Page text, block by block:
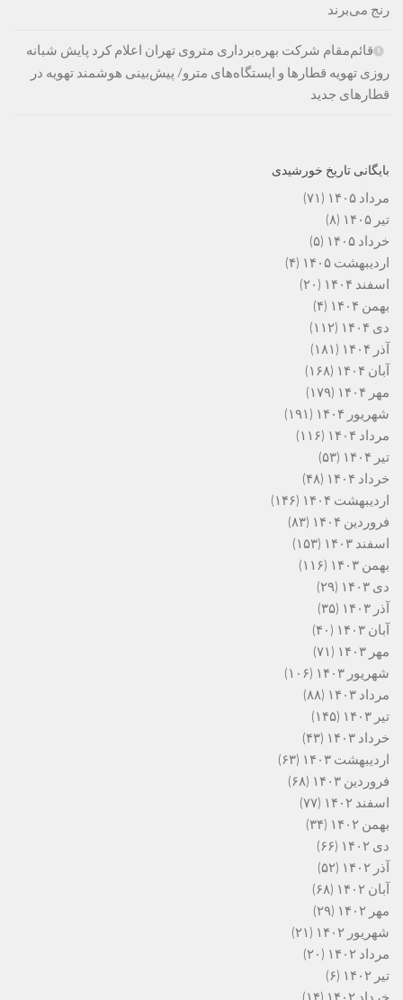
رنج می‌برند
قائم‌مقام شرکت بهره‌برداری متروی تهران اعلام کرد پایش شبانه
روزی تهویه قطارها و ایستگاه‌های مترو/ پیش‌بینی هوشمند تهویه در
قطارهای جدید
بایگانی تاریخ خورشیدی
مرداد ۱۴۰۵
(۷۱)
تیر ۱۴۰۵
(۸)
خرداد ۱۴۰۵
(۵)
اردیبهشت ۱۴۰۵
(۴)
اسفند ۱۴۰۴
(۲۰)
بهمن ۱۴۰۴
(۴)
دی ۱۴۰۴
(۱۱۲)
آذر ۱۴۰۴
(۱۸۱)
آبان ۱۴۰۴
(۱۶۸)
مهر ۱۴۰۴
(۱۷۹)
شهریور ۱۴۰۴
(۱۹۱)
مرداد ۱۴۰۴
(۱۱۶)
تیر ۱۴۰۴
(۵۳)
خرداد ۱۴۰۴
(۴۸)
اردیبهشت ۱۴۰۴
(۱۴۶)
فروردین ۱۴۰۴
(۸۳)
اسفند ۱۴۰۳
(۱۵۳)
بهمن ۱۴۰۳
(۱۱۶)
دی ۱۴۰۳
(۲۹)
آذر ۱۴۰۳
(۳۵)
آبان ۱۴۰۳
(۴۰)
مهر ۱۴۰۳
(۷۱)
شهریور ۱۴۰۳
(۱۰۶)
مرداد ۱۴۰۳
(۸۸)
تیر ۱۴۰۳
(۱۴۵)
خرداد ۱۴۰۳
(۴۳)
اردیبهشت ۱۴۰۳
(۶۳)
فروردین ۱۴۰۳
(۶۸)
اسفند ۱۴۰۲
(۷۷)
بهمن ۱۴۰۲
(۳۴)
دی ۱۴۰۲
(۶۶)
آذر ۱۴۰۲
(۵۲)
آبان ۱۴۰۲
(۶۸)
مهر ۱۴۰۲
(۲۹)
شهریور ۱۴۰۲
(۲۱)
مرداد ۱۴۰۲
(۲۰)
تیر ۱۴۰۲
(۶)